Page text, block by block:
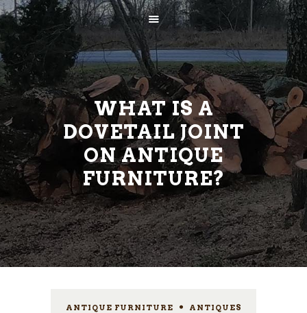
WHAT IS A
DOVETAIL JOINT
ON ANTIQUE
FURNITURE?
AVALEHT
ETTEVÕTTEST
TEENUSED
KONTAKT
ANTIQUE FURNITURE
ANTIQUES